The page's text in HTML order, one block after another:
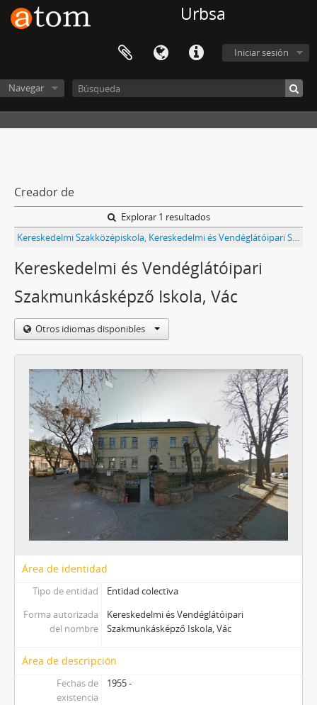
Urbsa
Iniciar sesión
Navegar
Creador de
Explorar 1 resultados
Kereskedelmi Szakközépiskola, Kereskedelmi és Vendéglátóipari Szakmunkásképző Iskola (1965-ig Pest Megyei Tanács V. B. 2. sz. Kereskedelmi Tanulóiskolája, 1987-ig Vendéglátóipari Szakmunkásképző Iskola) Vác iratai
Kereskedelmi és Vendéglátóipari
Szakmunkásképző Iskola, Vác
Otros idiomas disponibles
Área de identidad
Tipo de entidad
Entidad colectiva
Forma autorizada
del nombre
Kereskedelmi és Vendéglátóipari
Szakmunkásképző Iskola, Vác
Área de descripción
Fechas de
existencia
1955 -